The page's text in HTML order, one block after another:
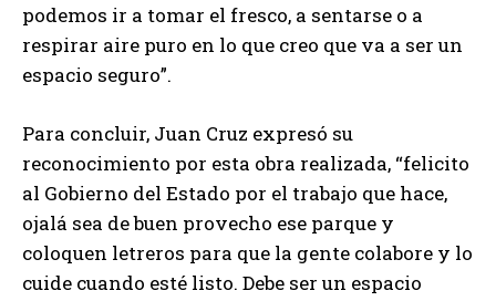
podemos ir a tomar el fresco, a sentarse o a
respirar aire puro en lo que creo que va a ser un
espacio seguro”.
Para concluir, Juan Cruz expresó su
reconocimiento por esta obra realizada, “felicito
al Gobierno del Estado por el trabajo que hace,
ojalá sea de buen provecho ese parque y
coloquen letreros para que la gente colabore y lo
cuide cuando esté listo. Debe ser un espacio